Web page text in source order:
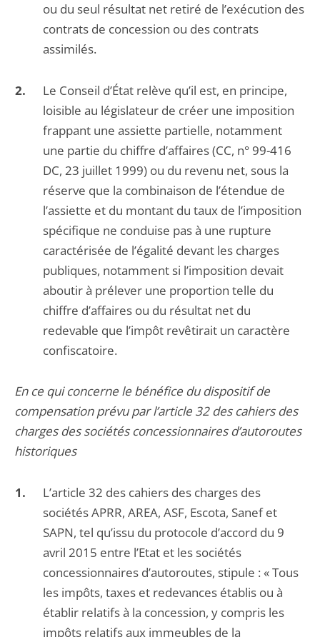
ou du seul résultat net retiré de l’exécution des
contrats de concession ou des contrats
assimilés.
Le Conseil d’État relève qu’il est, en principe,
loisible au législateur de créer une imposition
frappant une assiette partielle, notamment
une partie du chiffre d’affaires (CC, n° 99-416
DC, 23 juillet 1999) ou du revenu net, sous la
réserve que la combinaison de l’étendue de
l’assiette et du montant du taux de l’imposition
spécifique ne conduise pas à une rupture
caractérisée de l’égalité devant les charges
publiques, notamment si l’imposition devait
aboutir à prélever une proportion telle du
chiffre d’affaires ou du résultat net du
redevable que l’impôt revêtirait un caractère
confiscatoire.
En ce qui concerne le bénéfice du dispositif de
compensation prévu par l’article 32 des cahiers des
charges des sociétés concessionnaires d’autoroutes
historiques
L’article 32 des cahiers des charges des
sociétés APRR, AREA, ASF, Escota, Sanef et
SAPN, tel qu’issu du protocole d’accord du 9
avril 2015 entre l’Etat et les sociétés
concessionnaires d’autoroutes, stipule : « Tous
les impôts, taxes et redevances établis ou à
établir relatifs à la concession, y compris les
impôts relatifs aux immeubles de la